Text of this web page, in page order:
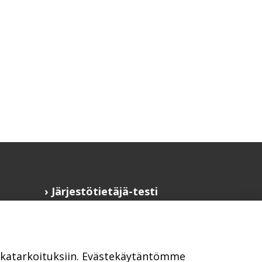
Järjestötietäjä-testi
Civil Society
Evästekäytäntömme